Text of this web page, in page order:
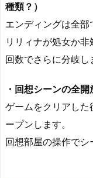
種類？）
エンディングは全部
リリィナが処女か
回数でさらに分岐し
・回想シーンの全開
ゲームをクリアし
ープンします。
回想部屋の操作でシ